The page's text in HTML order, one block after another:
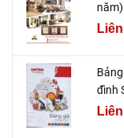
năm)
đình